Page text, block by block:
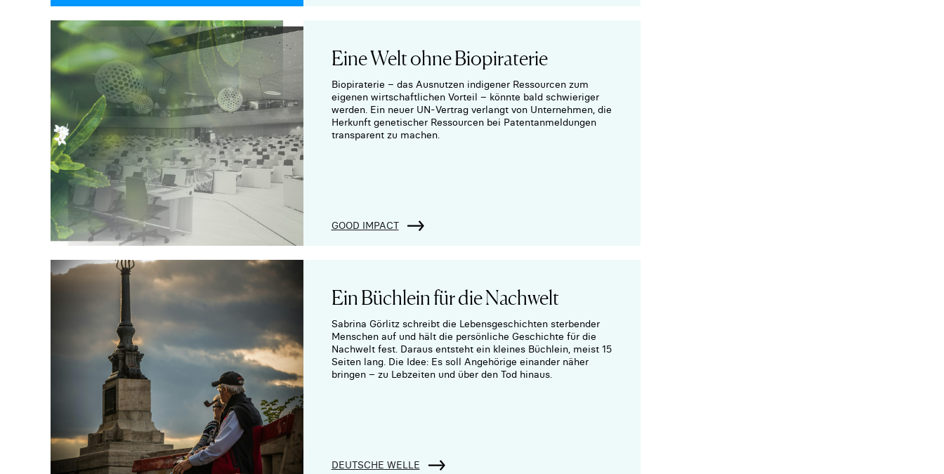
Eine Welt ohne Biopiraterie
Biopiraterie – das Ausnutzen indigener Ressourcen zum
eigenen wirtschaftlichen Vorteil – könnte bald schwieriger
werden. Ein neuer UN-Vertrag verlangt von Unternehmen, die
Herkunft genetischer Ressourcen bei Patentanmeldungen
transparent zu machen.
GOOD IMPACT
Ein Büchlein für die Nachwelt
Sabrina Görlitz schreibt die Lebensgeschichten sterbender
Menschen auf und hält die persönliche Geschichte für die
Nachwelt fest. Daraus entsteht ein kleines Büchlein, meist 15
Seiten lang. Die Idee: Es soll Angehörige einander näher
bringen – zu Lebzeiten und über den Tod hinaus.
DEUTSCHE WELLE